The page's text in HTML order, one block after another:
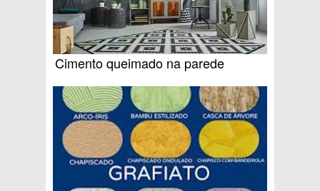
Cimento queimado na parede